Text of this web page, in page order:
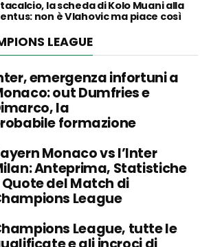
la scheda di Kolo Muani alla
non è Vlahovic ma piace così
LEAGUE
emergenza infortuni a
out Dumfries e
la
formazione
Monaco vs l’Inter
Anteprima, Statistiche
Quote del Match di
League
League, tutte le